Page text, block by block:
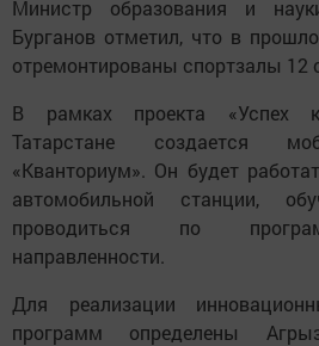
Министр образования и
Бурганов отметил, что в
отремонтированы спортзалы 12
В рамках проекта «Успех
Татарстане создается
«Кванториум». Он будет
автомобильной станции,
проводиться по
направленности.
Для реализации
программ определены